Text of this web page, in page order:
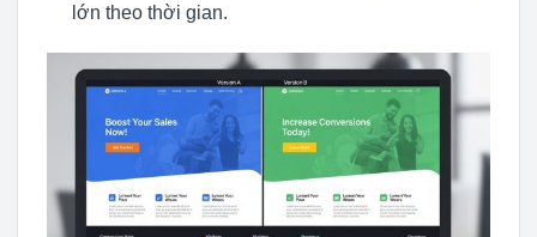
lớn theo thời gian.